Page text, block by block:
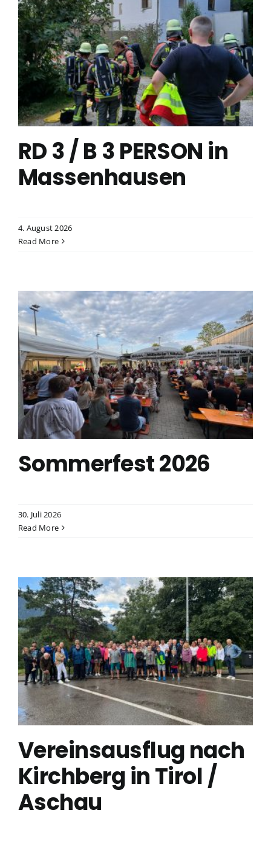
RD 3 / B 3 PERSON in
Massenhausen
4. August 2026
Read More
Sommerfest 2026
30. Juli 2026
Read More
Vereinsausflug nach
Kirchberg in Tirol /
Aschau